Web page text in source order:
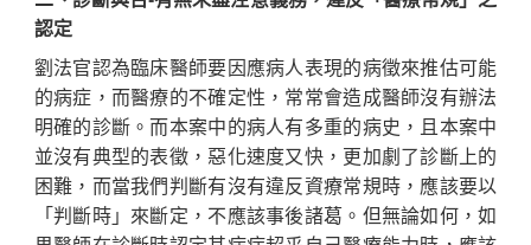
認定
劉法官認為臨床醫師要因應病人表現的病徵來推估可能
的病症，而醫療的不確定性，常常會造成醫師沒有辦法
明確的診斷。而本案中的病人有多重的病史，且本案中
並沒有典型的表徵，惡化速度又快，更加劇了診斷上的
困難，而當我們判斷有沒有違反資療常規時，應該要以
「判斷時」來斷定，不應該事後諸葛。但無論如何，如